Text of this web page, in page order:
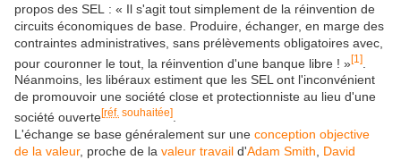
propos des SEL : « Il s'agit tout simplement de la réinvention de
circuits économiques de base. Produire, échanger, en marge des
contraintes administratives, sans prélèvements obligatoires avec,
pour couronner le tout, la réinvention d'une banque libre ! »[1 ]
Néanmoins, les libéraux estiment que les SEL ont l'inconvénient
de promouvoir une société close et protectionniste au lieu d'une
société ouverte[réf. souhaitée]
L'échange se base généralement sur une conception objective
de la valeur, proche de la valeur travail d'Adam Smith
David